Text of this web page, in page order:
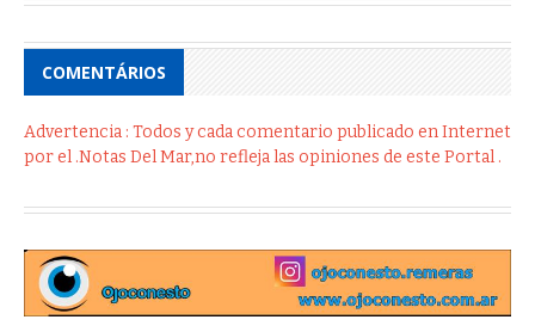
COMENTÁRIOS
Advertencia : Todos y cada comentario publicado en Internet
por el .Notas Del Mar,no refleja las opiniones de este Portal .